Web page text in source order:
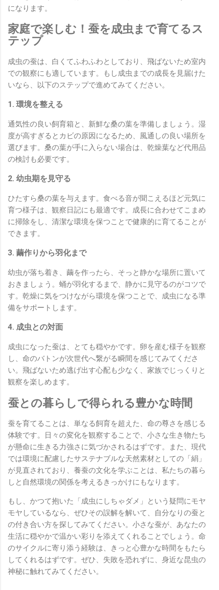
になります。
家庭で楽しむ！蚕を成虫まで育てるス
テップ
成虫の蚕は、白くてふわふわとしており、飛ばないため室内
での観察にも適しています。もし成虫までの成長を見届けた
いなら、以下のステップで進めてみてください。
1. 環境を整える
通気性の良い飼育箱と、新鮮な桑の葉を準備しましょう。湿
度が高すぎるとカビの原因になるため、風通しの良い場所を
選びます。桑の葉が手に入らない場合は、乾燥葉など代用品
の検討も必要です。
2. 幼虫期を見守る
ひたすら桑の葉を与えます。食べる音が聞こえるほど元気に
育つ様子は、観察日記にも最適です。成長に合わせてこまめ
に掃除をし、清潔な環境を保つことで健康的に育てることが
できます。
3. 繭作りから羽化まで
幼虫が落ち着き、繭を作ったら、そっと静かな場所に置いて
おきましょう。蛹が羽化するまで、静かに見守るのがコツで
す。乾燥に気をつけながら環境を保つことで、成虫になる準
備をサポートします。
4. 成虫との対面
成虫になった蚕は、とても穏やかです。卵を産む様子を観察
し、命のバトンが次世代へ繋がる瞬間を感じてみてくださ
い。飛ばないため逃げ出す心配も少なく、家族でじっくりと
観察を楽しめます。
蚕との暮らしで得られる豊かな時間
蚕を育てることは、単なる飼育を超えた、命の尊さを感じる
体験です。日々の変化を観察することで、小さな生き物たち
が懸命に生きる力強さに気づかされるはずです。また、現代
では環境に配慮したサステナブルな天然素材としての「絹」
が見直されており、養蚕の文化を学ぶことは、私たちの暮ら
しと自然環境の関係を考えるきっかけにもなります。
もし、かつて抱いた「成虫にしちゃダメ」という疑問にモヤ
モヤしているなら、ぜひその誤解を解いて、自分なりの蚕と
の付き合い方を探してみてください。小さな蚕が、あなたの
生活に穏やかで温かい彩りを添えてくれることでしょう。命
のサイクルに寄り添う経験は、きっと心豊かな時間をもたら
してくれるはずです。ぜひ、失敗を恐れずに、身近な昆虫の
神秘に触れてみてください。